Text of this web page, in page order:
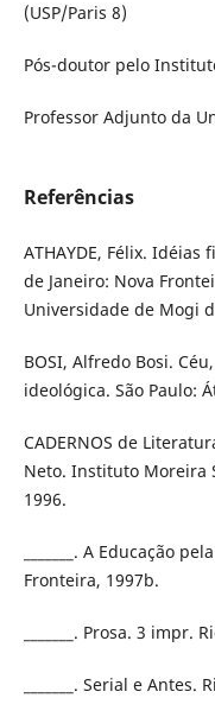
(USP/Paris 8)
Pós-doutor pelo
Professor Adjunto da
Referências
ATHAYDE, Félix. Idéias
de Janeiro: Nova
Universidade de Mogi
BOSI, Alfredo Bosi.
ideológica. São Paulo:
CADERNOS de
Neto. Instituto Moreira
1996.
_______. A Educação
Fronteira, 1997b.
_______. Prosa. 3
_______. Serial e